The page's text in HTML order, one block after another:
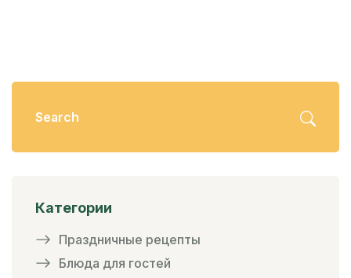
Категории
Праздничные рецепты
Блюда для гостей